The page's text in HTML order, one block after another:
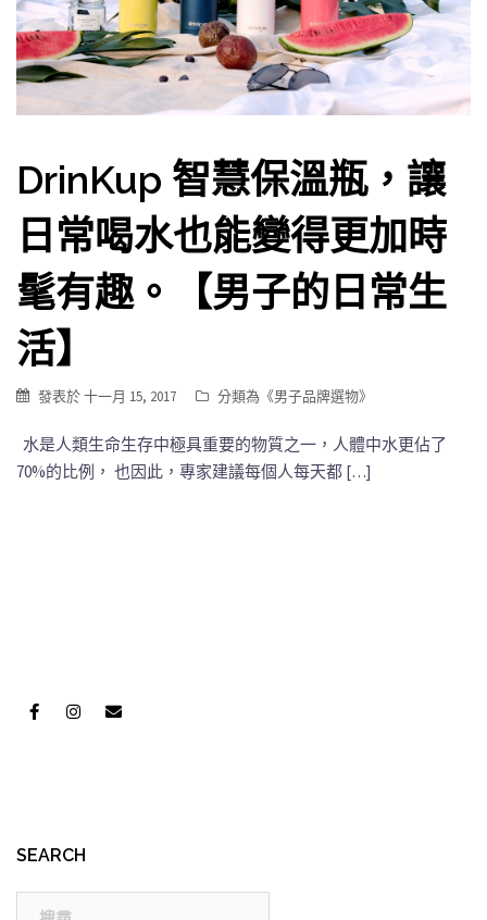
DrinKup 智慧保溫瓶，讓
日常喝水也能變得更加時
髦有趣。【男子的日常生
活】
發表於十一月 15, 2017 分類為《男子品牌選物》
水是人類生命生存中極具重要的物質之一，人體中水更佔了
70%的比例， 也因此，專家建議每個人每天都 […]
SEARCH